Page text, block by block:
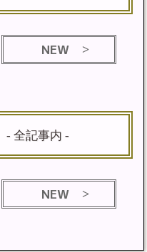
NEW
- 全記事内 -
NEW